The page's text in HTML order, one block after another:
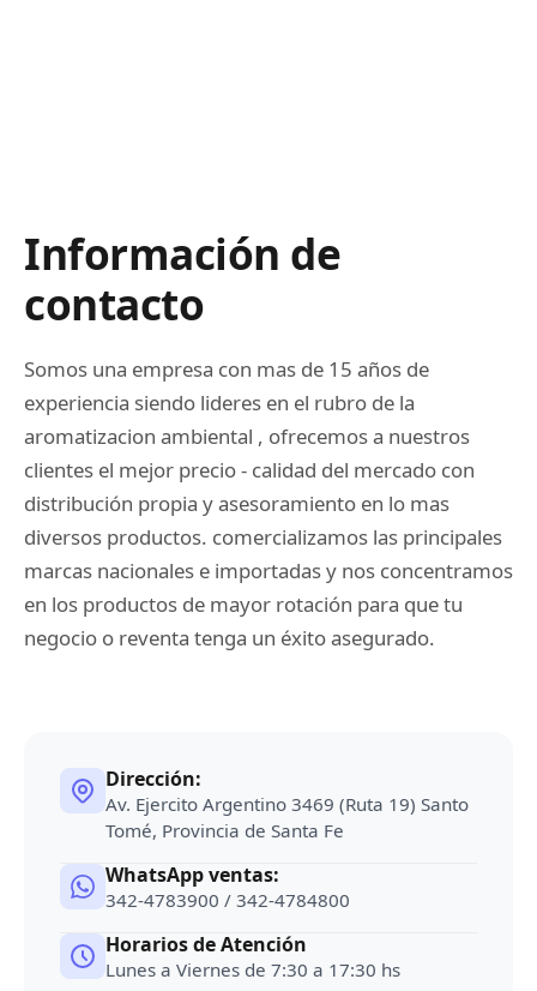
Información de
contacto
Somos una empresa con mas de 15 años de
experiencia siendo lideres en el rubro de la
aromatizacion ambiental , ofrecemos a nuestros
clientes el mejor precio - calidad del mercado con
distribución propia y asesoramiento en lo mas
diversos productos. comercializamos las principales
marcas nacionales e importadas y nos concentramos
en los productos de mayor rotación para que tu
negocio o reventa tenga un éxito asegurado.
Dirección:
Av. Ejercito Argentino 3469 (Ruta 19) Santo
Tomé, Provincia de Santa Fe
WhatsApp ventas:
342-4783900 / 342-4784800
Horarios de Atención
Lunes a Viernes de 7:30 a 17:30 hs
Lamparas De Sal
Mates Y Accesorios
Porta Sahumerios
Perfumes Simil Hombre
Palo Santo
Sahumerios
Sahumerios Dhoop
Sahumerios Conos Cascada